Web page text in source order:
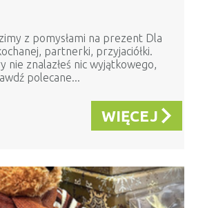
z pomysłami na prezent Dla
partnerki, przyjaciółki.
nie znalazłeś nic wyjątkowego,
polecane...
WIĘCEJ